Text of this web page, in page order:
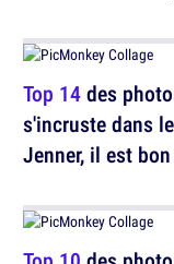
Top 14des
s'incruste dans
Jenner, il est